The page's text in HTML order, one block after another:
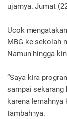
ujarnya. Jumat
Ucok
MBG ke sekolah
Namun hingga
“Saya kira
sampai sekarang
karena lemahnya
tambahnya.